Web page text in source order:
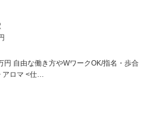
円 自由な働き方やWワークOK/指名・歩合
ロマ <仕…